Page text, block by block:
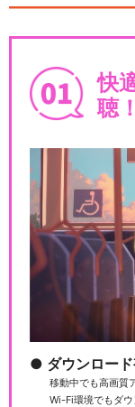
快
聴！
ダウンロー
移動中でも高画質
Wi-Fi環境でもダ